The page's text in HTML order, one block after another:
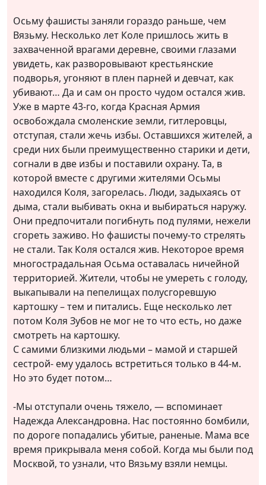
Осьму фашисты заняли гораздо раньше, чем
Вязьму. Несколько лет Коле пришлось жить в
захваченной врагами деревне, своими глазами
увидеть, как разворовывают крестьянские
подворья, угоняют в плен парней и девчат, как
убивают… Да и сам он просто чудом остался жив.
Уже в марте 43-го, когда Красная Армия
освобождала смоленские земли, гитлеровцы,
отступая, стали жечь избы. Оставшихся жителей, а
среди них были преимущественно старики и дети,
согнали в две избы и поставили охрану. Та, в
которой вместе с другими жителями Осьмы
находился Коля, загорелась. Люди, задыхаясь от
дыма, стали выбивать окна и выбираться наружу.
Они предпочитали погибнуть под пулями, нежели
сгореть заживо. Но фашисты почему-то стрелять
не стали. Так Коля остался жив. Некоторое время
многострадальная Осьма оставалась ничейной
территорией. Жители, чтобы не умереть с голоду,
выкапывали на пепелищах полусгоревшую
картошку – тем и питались. Еще несколько лет
потом Коля Зубов не мог не то что есть, но даже
смотреть на картошку.
С самими близкими людьми – мамой и старшей
сестрой- ему удалось встретиться только в 44-м.
Но это будет потом…
-Мы отступали очень тяжело, — вспоминает
Надежда Александровна. Нас постоянно бомбили,
по дороге попадались убитые, раненые. Мама все
время прикрывала меня собой. Когда мы были под
Москвой, то узнали, что Вязьму взяли немцы.